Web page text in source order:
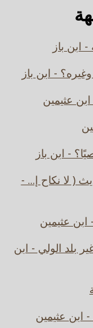
ابن باز
- ابن باز
عثيمين
- ابن باز
( لا نكاح إ... -
عثيمين
بلد الولي - ابن
- ابن عثيمين